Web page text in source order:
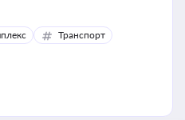
Транспорт